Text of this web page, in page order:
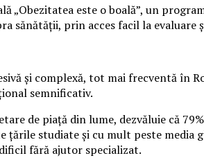
„Obezitatea este o boală”, un
sănătății, prin acces facil la evaluare
și complexă, tot mai frecventă în
semnificativ.
de piață din lume, dezvăluie că
studiate și cu mult peste media
fără ajutor specializat.